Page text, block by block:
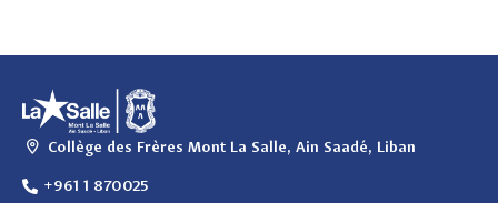
Collège des Frères Mont La Salle, Ain Saadé, Liban
+961 1 870025